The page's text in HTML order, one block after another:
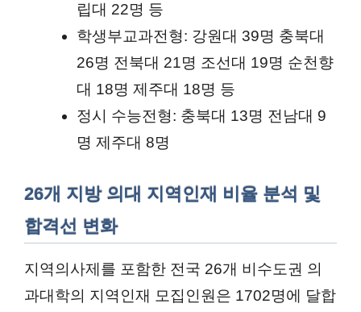
립대 22명 등
학생부교과전형: 강원대 39명 충북대
26명 전북대 21명 조선대 19명 순천향
대 18명 제주대 18명 등
정시 수능전형: 충북대 13명 전남대 9
명 제주대 8명
26개 지방 의대 지역인재 비율 분석 및
합격선 변화
지역의사제를 포함한 전국 26개 비수도권 의
과대학의 지역인재 모집인원은 1702명에 달합